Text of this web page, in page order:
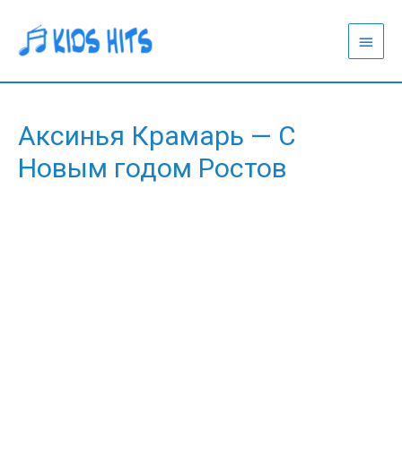
Аксинья Крамарь — С
Новым годом Ростов